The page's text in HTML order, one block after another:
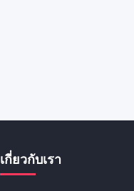
เกี่ยวกับเรา